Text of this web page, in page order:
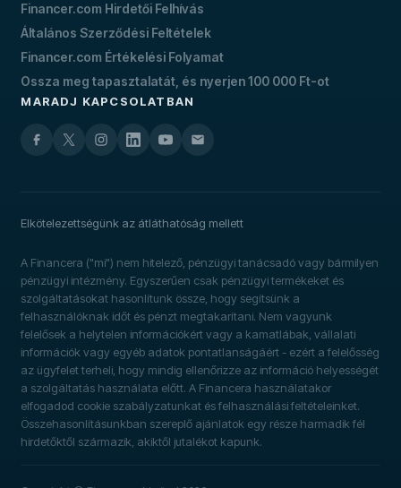
Financer.com Hirdetői Felhívás
Általános Szerződési Feltételek
Financer.com Értékelési Folyamat
Ossza meg tapasztalatát, és nyerjen 100 000 Ft-ot
MARADJ KAPCSOLATBAN
Elkötelezettségünk az átláthatóság mellett
A Financera ("mi") nem hitelező, pénzügyi tanácsadó vagy bármilyen
pénzügyi intézmény. Egyszerűen csak pénzügyi termékeket és
szolgáltatásokat hasonlítunk össze, hogy segítsünk a
felhasználóknak időt és pénzt megtakarítani. Nem vagyunk
felelősek a helytelen információkért vagy a kamatlábak, vállalati
információk vagy egyéb adatok pontatlanságáért - ezért a felelősség
az ügyfelet terheli, hogy mindig ellenőrizze az információ helyességét
a szolgáltatás használata előtt. A Financera használatakor
elfogadod cookie szabályzatunkat és felhasználási feltételeinket.
Összehasonlításunkban szereplő ajánlatok egy része harmadik fél
hirdetőktől származik, akiktől jutalékot kapunk.